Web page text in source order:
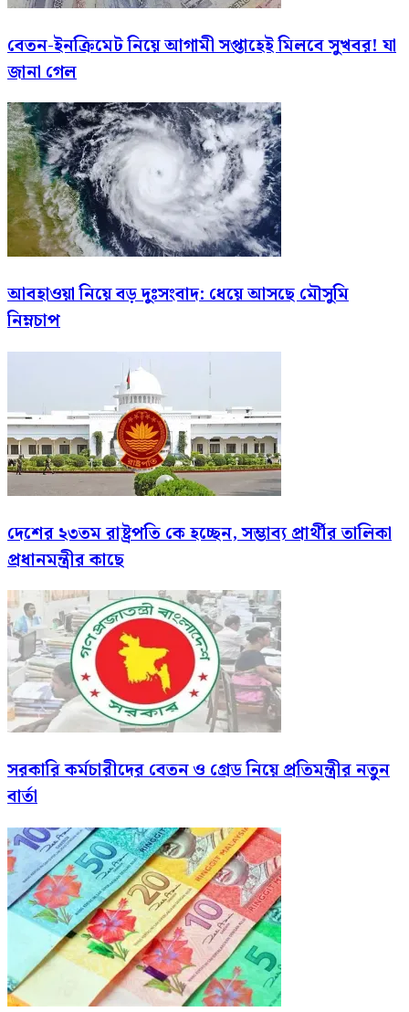
বেতন-ইনক্রিমেট নিয়ে আগামী সপ্তাহেই মিলবে সুখবর! যা
জানা গেল
আবহাওয়া নিয়ে বড় দুঃসংবাদ: ধেয়ে আসছে মৌসুমি
নিম্নচাপ
দেশের ২৩তম রাষ্ট্রপতি কে হচ্ছেন, সম্ভাব্য প্রার্থীর তালিকা
প্রধানমন্ত্রীর কাছে
সরকারি কর্মচারীদের বেতন ও গ্রেড নিয়ে প্রতিমন্ত্রীর নতুন
বার্তা